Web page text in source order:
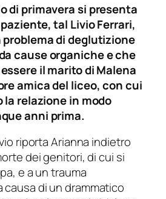
di primavera si presenta
tal Livio Ferrari,
di deglutizione
cause organiche e che
il marito di Malena
amica del liceo, con cui
relazione in modo
anni prima.
riporta Arianna indietro
dei genitori, di cui si
e a un trauma
di un drammatico